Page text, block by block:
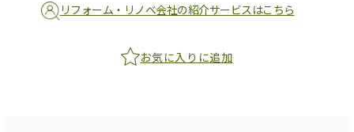
リフォーム・リノベ会社の紹介サービスはこちら
お気に入りに追加